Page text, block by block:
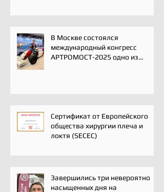
В Москве состоялся
международный конгресс
АРТРОМОСТ-2025 одно из
реабилитации
Сертификат от Европейского
общества хирургии плеча и
локтя (SECEC)
Завершились три невероятно
насыщенных дня на